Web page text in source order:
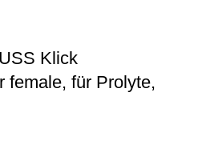
Klick
female, für Prolyte,